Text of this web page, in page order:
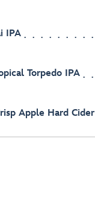
IPA
Torpedo IPA
Apple Hard Cider